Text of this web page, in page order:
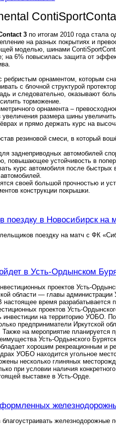
3 по итогам 2010 года стала
на разных покрытиях и
моделью, шинами
6% повысилась защита от
ребристым орнаментом, которым
с блочной структурой
и следовательно, оказывают
торможение.
орнамента –
размера шины
и прямо держать курс на
резиновой смеси, в который
заднеприводных автомобилей
повышающее устойчивость в
курс автомобиля после
своей большой прочностью и
конструкции покрышки.
поездку в Новосибирск на
поездку на матч с ФК
в Усть-Ордынском
проектов Усть-
области — главы
время разрабатывается
проектов Усть-
на территорию УОБО.
предприниматели Иркутской
на мероприятие планируется
Усть-Ордынского
хорошим рекреационным
УОБО находится угольное
несколько глиняных
при условии наличия
выставке в Усть-Орде.